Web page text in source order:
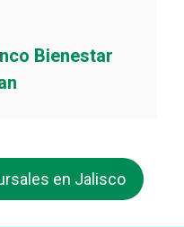
Bienestar
en Jalisco